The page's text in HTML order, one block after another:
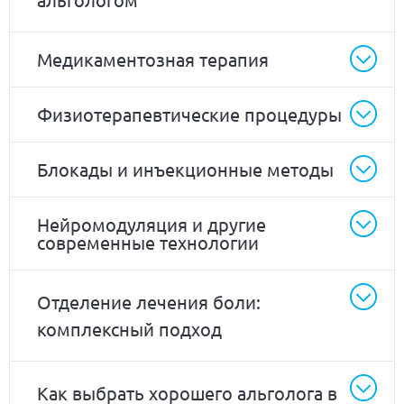
Медикаментозная терапия
Физиотерапевтические процедуры
Блокады и инъекционные методы
Нейромодуляция и другие
современные технологии
Отделение лечения боли:
комплексный подход
Как выбрать хорошего альголога в